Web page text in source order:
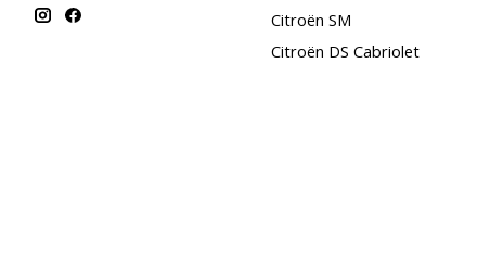
Citroën SM
Citroën DS Cabriolet